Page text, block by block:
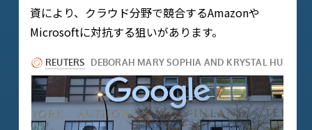
資により、クラウド分野で競合するAmazonや
Microsoftに対抗する狙いがあります。